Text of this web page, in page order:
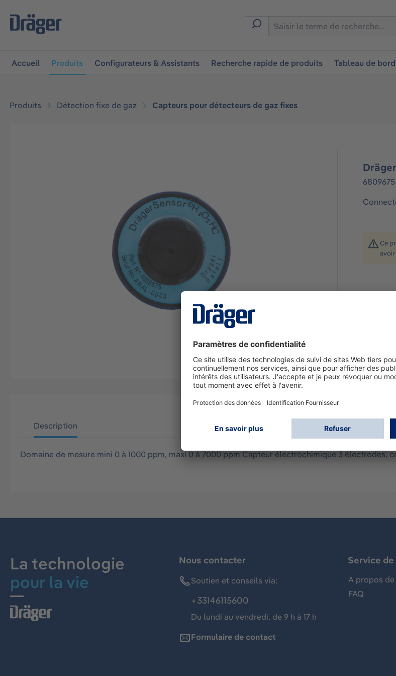
à la navigation principale
Accueil Produits Configurateurs & Assistants Recherche rapide de produits Tableau de bord
Produits Détection fixe de gaz Capteurs pour détecteurs de gaz fixes
6809675
Ce
avoir
Description
Domaine de mesure mini 0 à 1000 ppm, maxi 0 à 7000 ppm Capteur électrochimique 3 électrodes,
La technologie
pour la vie
Nous contacter
Soutien et conseils via:
+33146115600
Du lundi au vendredi, de 9 h à 17 h
Formulaire de contact
Service
A propos
FAQ